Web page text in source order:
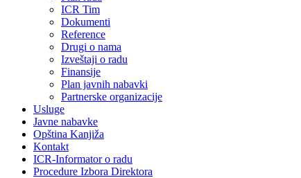
ICR Tim
Dokumenti
Reference
Drugi o nama
Izveštaji o radu
Finansije
Plan javnih nabavki
Partnerske organizacije
Usluge
Javne nabavke
Opština Kanjiža
Kontakt
ICR-Informator o radu
Procedure Izbora Direktora